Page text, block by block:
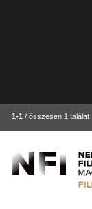
1-1 / összesen 1 találat